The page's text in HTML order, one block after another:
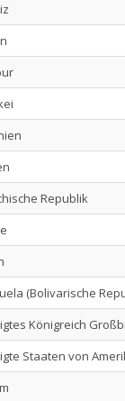
Republik
(Bolivarische
Königreich
Staaten von